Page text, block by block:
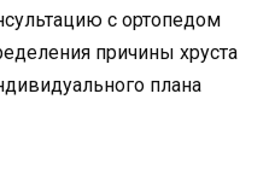
с ортопедом
причины хруста
плана